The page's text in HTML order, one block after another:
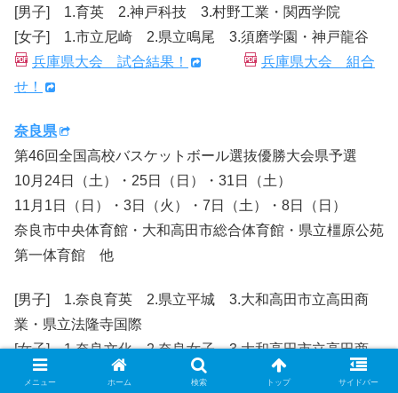
[男子] 1.育英 2.神戸科技 3.村野工業・関西学院
[女子] 1.市立尼崎 2.県立鳴尾 3.須磨学園・神戸龍谷
兵庫県大会 試合結果！
兵庫県大会 組合
せ！
奈良県
第46回全国高校バスケットボール選抜優勝大会県予選
10月24日（土）・25日（日）・31日（土）
11月1日（日）・3日（火）・7日（土）・8日（日）
奈良市中央体育館・大和高田市総合体育館・県立橿原公苑
第一体育館 他
[男子] 1.奈良育英 2.県立平城 3.大和高田市立高田商
業・県立法隆寺国際
[女子] 1.奈良文化 2.奈良女子 3.大和高田市立高田商
業・県立平城
メニュー ホーム 検索 トップ サイドバー